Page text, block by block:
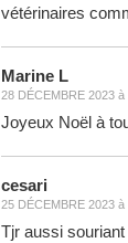
vétérinaires
Marine L
28 DÉCEMBRE 2023 à
Joyeux Noël à
cesari
25 DÉCEMBRE 2023 à
Tjr aussi